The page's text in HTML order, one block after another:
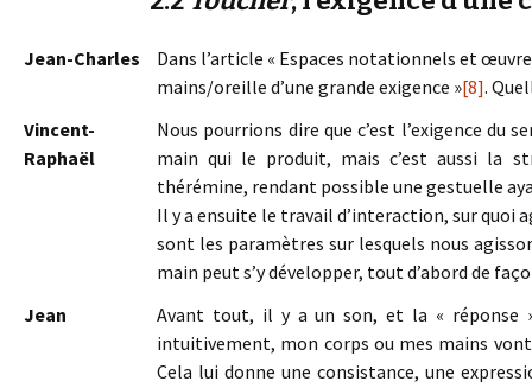
Jean-Charles
Dans l’article « Espaces notationnels et
mains/oreille d’une grande exigence »[8].
Vincent-
Raphaël
Nous pourrions dire que c’est l’exigence du
main qui le produit, mais c’est aussi la
thérémine, rendant possible une gestuelle
Il y a ensuite le travail d’interaction, sur
sont les paramètres sur lesquels nous
main peut s’y développer, tout d’abord de
Jean
Avant tout, il y a un son, et la « réponse
intuitivement, mon corps ou mes mains
Cela lui donne une consistance, une